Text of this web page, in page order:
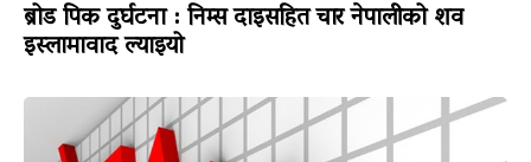
ब्रोड पिक दुर्घटना : निम्स दाइसहित चार नेपालीको शव
इस्लामावाद ल्याइयो